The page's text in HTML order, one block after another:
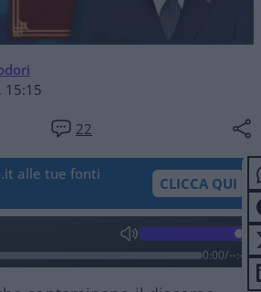
15:15
22
alle tue fonti
CLICCA QUI
0:00/--:--